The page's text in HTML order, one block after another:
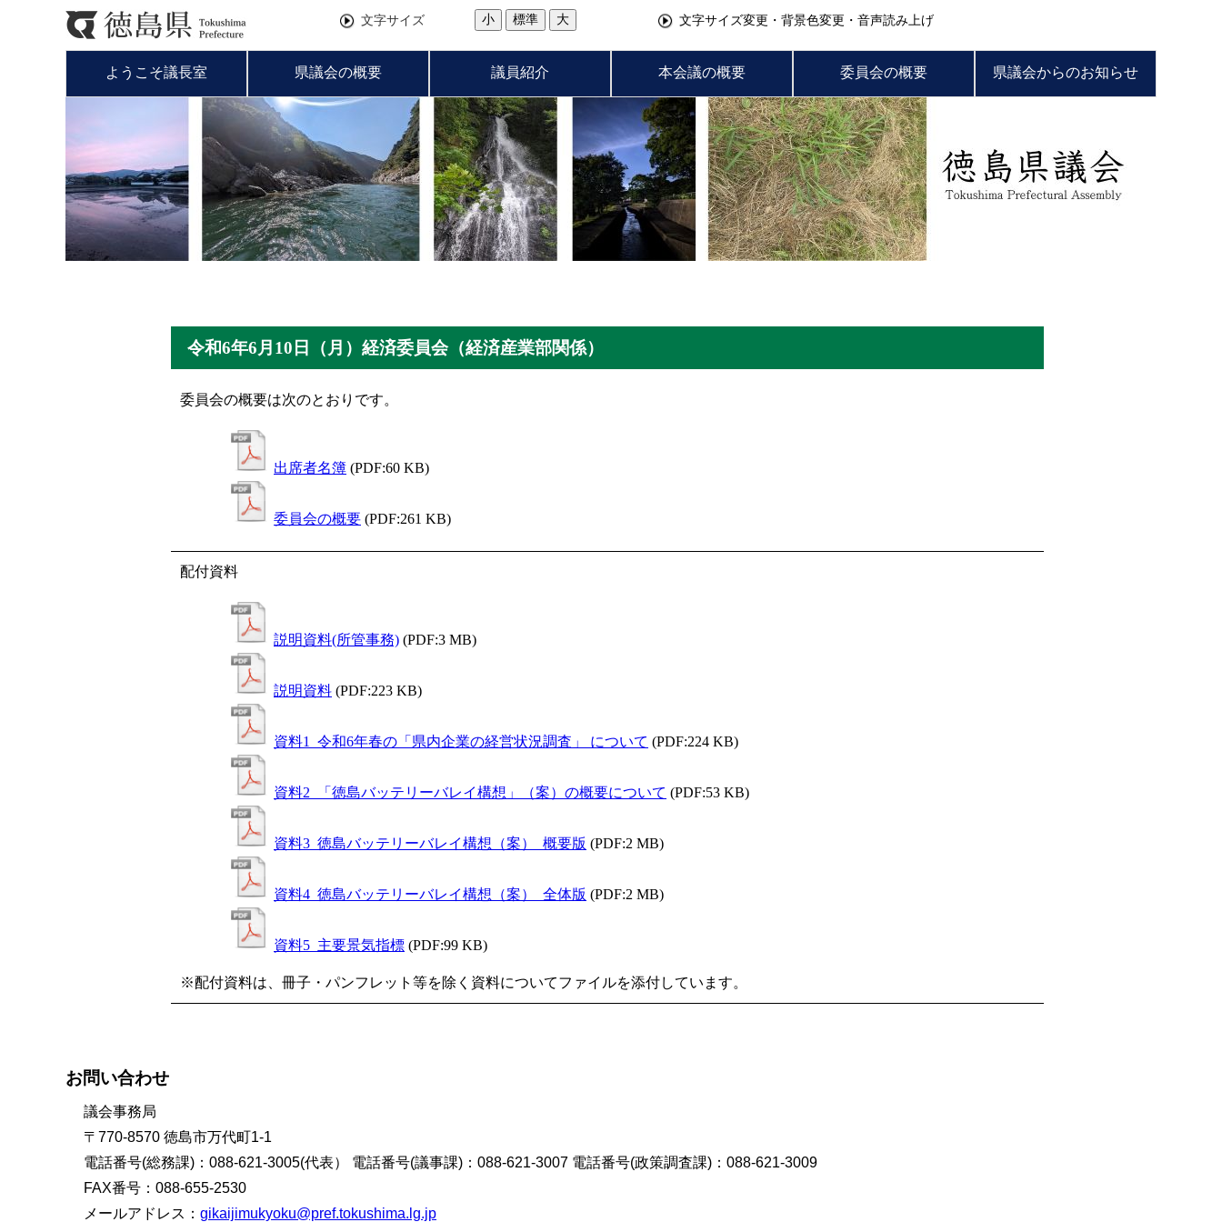
文字サイズ 小 標準 大 文字サイズ変更・背景色変更・音声読み上げ
ようこそ議長室 県議会の概要 議員紹介 本会議の概要 委員会の概要 県議会からのお知らせ
令和6年6月10日（月）経済委員会（経済産業部関係）
委員会の概要は次のとおりです。
出席者名簿 (PDF:60 KB)
委員会の概要 (PDF:261 KB)
配付資料
説明資料(所管事務) (PDF:3 MB)
説明資料 (PDF:223 KB)
資料1_令和6年春の「県内企業の経営状況調査」 について (PDF:224 KB)
資料2_「徳島バッテリーバレイ構想」（案）の概要について (PDF:53 KB)
資料3_徳島バッテリーバレイ構想（案）_概要版 (PDF:2 MB)
資料4_徳島バッテリーバレイ構想（案）_全体版 (PDF:2 MB)
資料5_主要景気指標 (PDF:99 KB)
※配付資料は、冊子・パンフレット等を除く資料についてファイルを添付しています。
お問い合わせ
議会事務局
〒770-8570 徳島市万代町1-1
電話番号(総務課)：088-621-3005(代表） 電話番号(議事課)：088-621-3007 電話番号(政策調査課)：088-621-3009
FAX番号：088-655-2530
メールアドレス： gikaijimukyoku@pref.tokushima.lg.jp